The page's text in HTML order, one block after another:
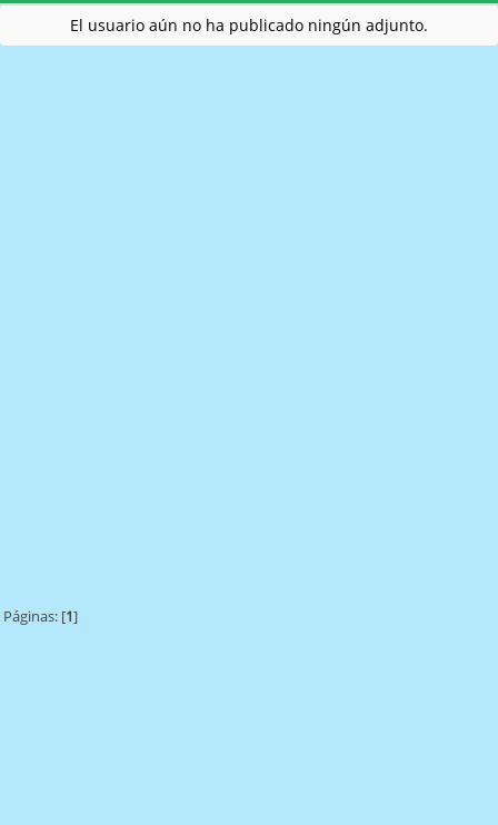
El usuario aún no ha publicado ningún adjunto.
Páginas: [1]